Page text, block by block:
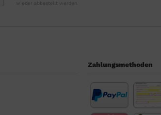
wieder abbestellt werden.
Zahlungsmethoden